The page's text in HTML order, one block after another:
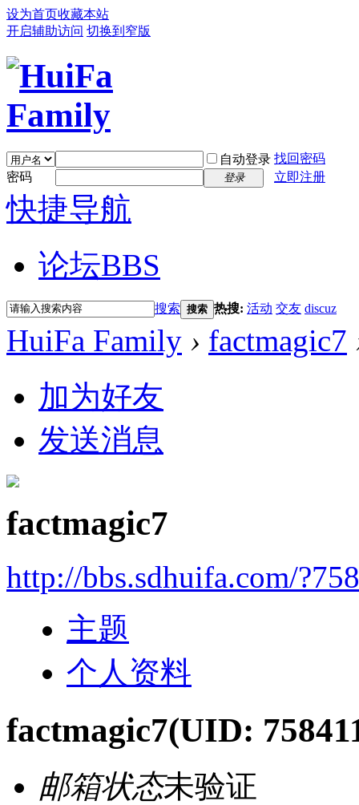
设为首页收藏本站
开启辅助访问 切换到窄版
自动登录 找回密码
密码
登录 立即注册
快捷导航
论坛BBS
搜索 搜索 热搜: 活动 交友 discuz
HuiFa Family › factmagic7
加为好友
发送消息
factmagic7
http://bbs.sdhuifa.com/
主题
个人资料
factmagic7(UID:
邮箱状态未验证